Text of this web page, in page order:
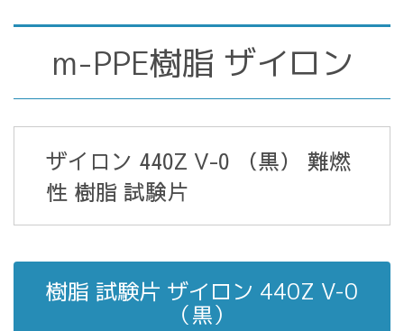
m-PPE樹脂 ザイロン
ザイロン 440Z V-0 （黒） 難燃
性 樹脂 試験片
樹脂 試験片 ザイロン 440Z V-0
（黒）